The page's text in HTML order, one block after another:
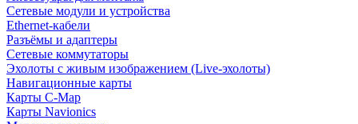
Сетевые модули и устройства
Ethernet-кабели
Разъёмы и адаптеры
Сетевые коммутаторы
Эхолоты с живым изображением (Live-эхолоты)
Навигационные карты
Карты C-Map
Карты Navionics